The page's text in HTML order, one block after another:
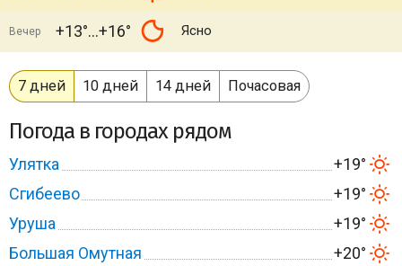
Вечер +13° +16° Ясно
7 дней 10 дней 14 дней Почасовая
Погода в городах рядом
Улятка
+19°
Сгибеево
+19°
Уруша
+19°
Большая Омутная
+20°